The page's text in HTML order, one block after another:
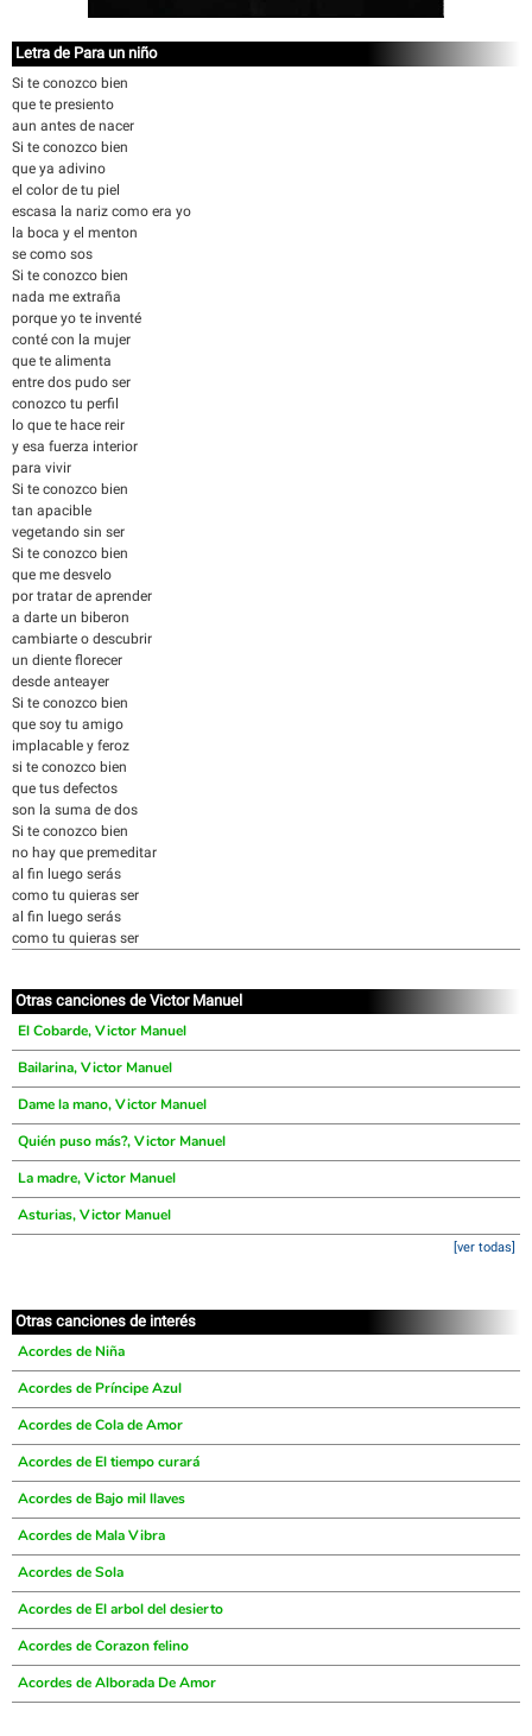
Letra de Para un niño
Si te conozco bien
que te presiento
aun antes de nacer
Si te conozco bien
que ya adivino
el color de tu piel
escasa la nariz como era yo
la boca y el menton
se como sos
Si te conozco bien
nada me extraña
porque yo te inventé
conté con la mujer
que te alimenta
entre dos pudo ser
conozco tu perfil
lo que te hace reir
y esa fuerza interior
para vivir
Si te conozco bien
tan apacible
vegetando sin ser
Si te conozco bien
que me desvelo
por tratar de aprender
a darte un biberon
cambiarte o descubrir
un diente florecer
desde anteayer
Si te conozco bien
que soy tu amigo
implacable y feroz
si te conozco bien
que tus defectos
son la suma de dos
Si te conozco bien
no hay que premeditar
al fin luego serás
como tu quieras ser
al fin luego serás
como tu quieras ser
Otras canciones de Victor Manuel
El Cobarde, Victor Manuel
Bailarina, Victor Manuel
Dame la mano, Victor Manuel
Quién puso más?, Victor Manuel
La madre, Victor Manuel
Asturias, Victor Manuel
[ver todas]
Otras canciones de interés
Acordes de Niña
Acordes de Príncipe Azul
Acordes de Cola de Amor
Acordes de El tiempo curará
Acordes de Bajo mil llaves
Acordes de Mala Vibra
Acordes de Sola
Acordes de El arbol del desierto
Acordes de Corazon felino
Acordes de Alborada De Amor